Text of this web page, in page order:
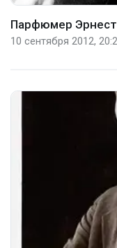
Парфюмер
10 сентября 2012,